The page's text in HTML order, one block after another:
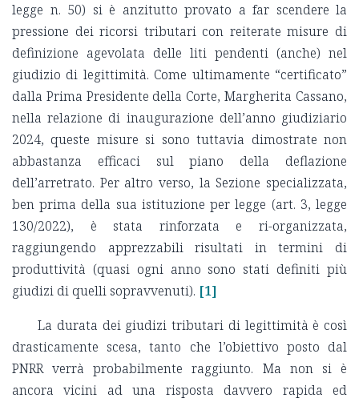
legge n. 50) si è anzitutto provato a far scendere la
pressione dei ricorsi tributari con reiterate misure di
definizione agevolata delle liti pendenti (anche) nel
giudizio di legittimità. Come ultimamente “certificato”
dalla Prima Presidente della Corte, Margherita Cassano,
nella relazione di inaugurazione dell’anno giudiziario
2024, queste misure si sono tuttavia dimostrate non
abbastanza efficaci sul piano della deflazione
dell’arretrato. Per altro verso, la Sezione specializzata,
ben prima della sua istituzione per legge (art. 3, legge
130/2022), è stata rinforzata e ri-organizzata,
raggiungendo apprezzabili risultati in termini di
produttività (quasi ogni anno sono stati definiti più
giudizi di quelli sopravvenuti). [1]
La durata dei giudizi tributari di legittimità è così
drasticamente scesa, tanto che l’obiettivo posto dal
PNRR verrà probabilmente raggiunto. Ma non si è
ancora vicini ad una risposta davvero rapida ed